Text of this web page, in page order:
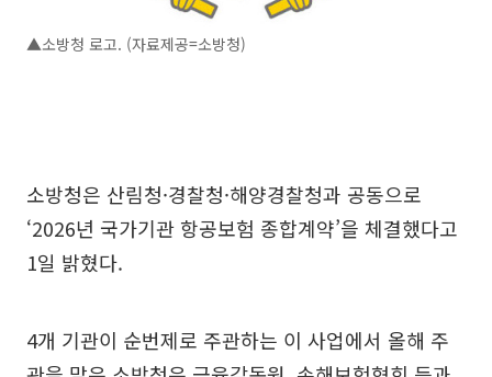
▲소방청 로고. (자료제공=소방청)
소방청은 산림청·경찰청·해양경찰청과 공동으로
‘2026년 국가기관 항공보험 종합계약’을 체결했다고
1일 밝혔다.
4개 기관이 순번제로 주관하는 이 사업에서 올해 주